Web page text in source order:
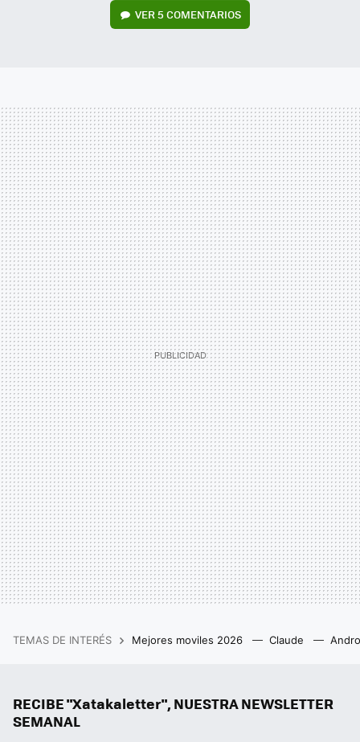
VER5 COMENTARIOS
TEMAS DE INTERÉS Mejores moviles 2026 Claude
RECIBE "Xatakaletter", NUESTRA NEWSLETTER
SEMANAL